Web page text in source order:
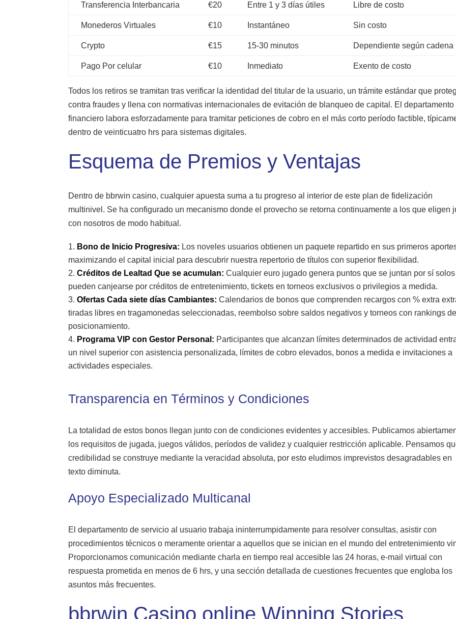
Transferencia Interbancaria €20 Entre 1 y 3 días útiles Libre de costo
Monederos Virtuales €10 Instantáneo Sin costo
Crypto €15 15-30 minutos Dependiente según cadena
Pago Por celular €10 Inmediato Exento de costo
Todos los retiros se tramitan tras verificar la identidad del titular de la usuario, un trámite estándar que
contra fraudes y llena con normativas internacionales de evitación de blanqueo de capital. El departamento
financiero labora esforzadamente para tramitar peticiones de cobro en el más corto período factible,
dentro de veinticuatro hrs para sistemas digitales.
Esquema de Premios y Ventajas
Dentro de bbrwin casino, cualquier apuesta suma a tu progreso al interior de este plan de fidelización
multinivel. Se ha configurado un mecanismo donde el provecho se retorna continuamente a los que eligen
con nosotros de modo habitual.
Bono de Inicio Progresiva: Los noveles usuarios obtienen un paquete repartido en sus primeros
maximizando el capital inicial para descubrir nuestra repertorio de títulos con superior flexibilidad.
Créditos de Lealtad Que se acumulan: Cualquier euro jugado genera puntos que se juntan por sí
pueden canjearse por créditos de entretenimiento, tickets en torneos exclusivos o privilegios a medida.
Ofertas Cada siete días Cambiantes: Calendarios de bonos que comprenden recargos con % extra
tiradas libres en tragamonedas seleccionadas, reembolso sobre saldos negativos y torneos con rankings
posicionamiento.
Programa VIP con Gestor Personal: Participantes que alcanzan límites determinados de actividad
un nivel superior con asistencia personalizada, límites de cobro elevados, bonos a medida e invitaciones a
actividades especiales.
Transparencia en Términos y Condiciones
La totalidad de estos bonos llegan junto con de condiciones evidentes y accesibles. Publicamos
los requisitos de jugada, juegos válidos, períodos de validez y cualquier restricción aplicable. Pensamos
credibilidad se construye mediante la veracidad absoluta, por esto eludimos imprevistos desagradables en
texto diminuta.
Apoyo Especializado Multicanal
El departamento de servicio al usuario trabaja ininterrumpidamente para resolver consultas, asistir con
procedimientos técnicos o meramente orientar a aquellos que se inician en el mundo del entretenimiento
Proporcionamos comunicación mediante charla en tiempo real accesible las 24 horas, e-mail virtual con
respuesta prometida en menos de 6 hrs, y una sección detallada de cuestiones frecuentes que engloba los
asuntos más frecuentes.
bbrwin Casino online Winning Stories